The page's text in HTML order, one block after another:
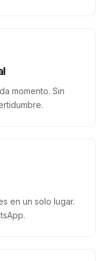
momento. Sin
en un solo lugar.